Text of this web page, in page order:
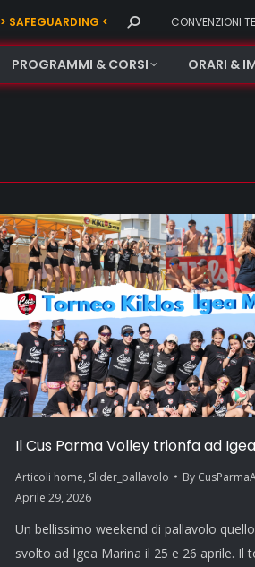
> SAFEGUARDING < Search: CONVENZIONI
PROGRAMMI & CORSI ORARI &
Il Cus Parma Volley trionfa ad
Articoli home, Slider_pallavolo By
Aprile 29, 2026
Un bellissimo weekend di pallavolo
svolto ad Igea Marina il 25 e 26 aprile. Il